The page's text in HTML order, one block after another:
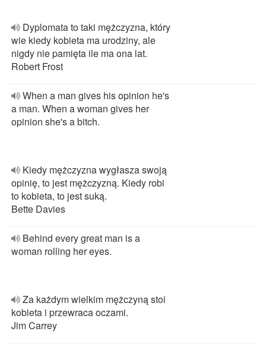
Dyplomata to taki mężczyzna, który
wie kiedy kobieta ma urodziny, ale
nigdy nie pamięta ile ma ona lat.
Robert Frost
When a man gives his opinion he's
a man. When a woman gives her
opinion she's a bitch.
Kiedy mężczyzna wygłasza swoją
opinię, to jest mężczyzną. Kiedy robi
to kobieta, to jest suką.
Bette Davies
Behind every great man is a
woman rolling her eyes.
Za każdym wielkim mężczyną stoi
kobieta i przewraca oczami.
Jim Carrey